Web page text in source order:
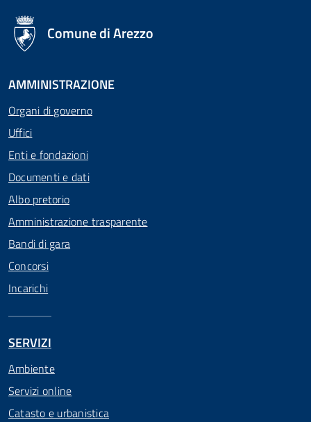
logo Unione Europea
Comune di Arezzo
AMMINISTRAZIONE
Organi di governo
Uffici
Enti e fondazioni
Documenti e dati
Albo pretorio
Amministrazione trasparente
Bandi di gara
Concorsi
Incarichi
SERVIZI
Ambiente
Servizi online
Catasto e urbanistica